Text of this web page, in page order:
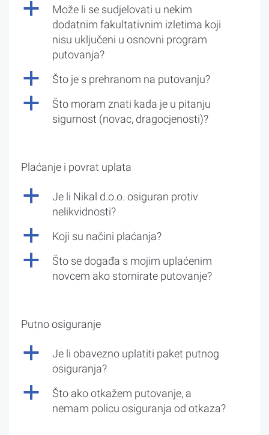
a
Može li se sudjelovati u nekim
dodatnim fakultativnim izletima koji
nisu uključeni u osnovni program
putovanja?
a Što je s prehranom na putovanju?
a
Što moram znati kada je u pitanju
sigurnost (novac, dragocjenosti)?
Plaćanje i povrat uplata
a
Je li Nikal d.o.o. osiguran protiv
nelikvidnosti?
a Koji su načini plaćanja?
a
Što se događa s mojim uplaćenim
novcem ako stornirate putovanje?
Putno osiguranje
a
Je li obavezno uplatiti paket putnog
osiguranja?
a
Što ako otkažem putovanje, a
nemam policu osiguranja od otkaza?